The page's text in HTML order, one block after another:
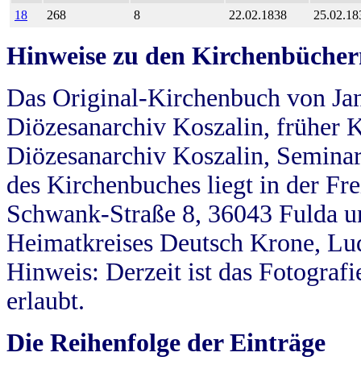
18
268 8 22.02.1838
Hinweise zu den
Das Original-Kirchenbuch von
Diözesanarchiv Koszalin, früher
Diözesanarchiv Koszalin,
des Kirchenbuches liegt in der
Schwank-Straße 8, 36043 Fulda
Heimatkreises Deutsch Krone,
Hinweis: Derzeit ist das
erlaubt.
Die Reihenfolge der Einträge